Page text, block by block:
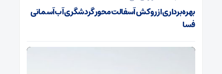
بهره‌برداری از روکش آسفالت محور گردشگری آب‌آسمانی
فسا